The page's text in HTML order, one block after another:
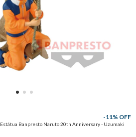
Estátua Banpresto Naruto 20th Anniversary - Uzumaki
-11 % OFF